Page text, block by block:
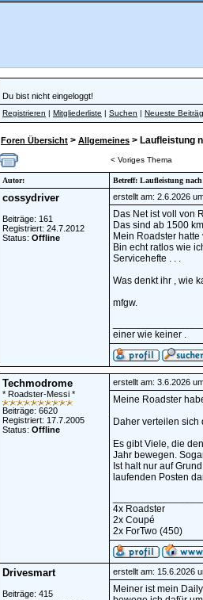
Du bist nicht eingeloggt!
Registrieren | Mitgliederliste | Suchen | Neueste
Foren Übersicht > Allgemeines > Laufleistung
< Voriges Thema
Autor: Betreff: Laufleistung
cossydriver
Beiträge: 161
Registriert: 24.7.2012
Status: Offline
erstellt am: 2.6.2026
Das Net ist voll von
Das sind ab 1500
Mein Roadster
Bin echt ratlos wie
Servicehefte . . .
Was denkt ihr , wie
mfgw.
einer wie keiner .
Techmodrome
* Roadster-Messi *
Beiträge: 6620
Registriert: 17.7.2005
Status: Offline
erstellt am: 3.6.2026
Meine Roadster
Daher verteilen
Es gibt Viele, die
Jahr bewegen.
Ist halt nur auf
laufenden Posten
4x Roadster
2x Coupé
2x ForTwo (450)
Drivesmart
Beiträge: 415
erstellt am: 15.6.2026
Meiner ist mein